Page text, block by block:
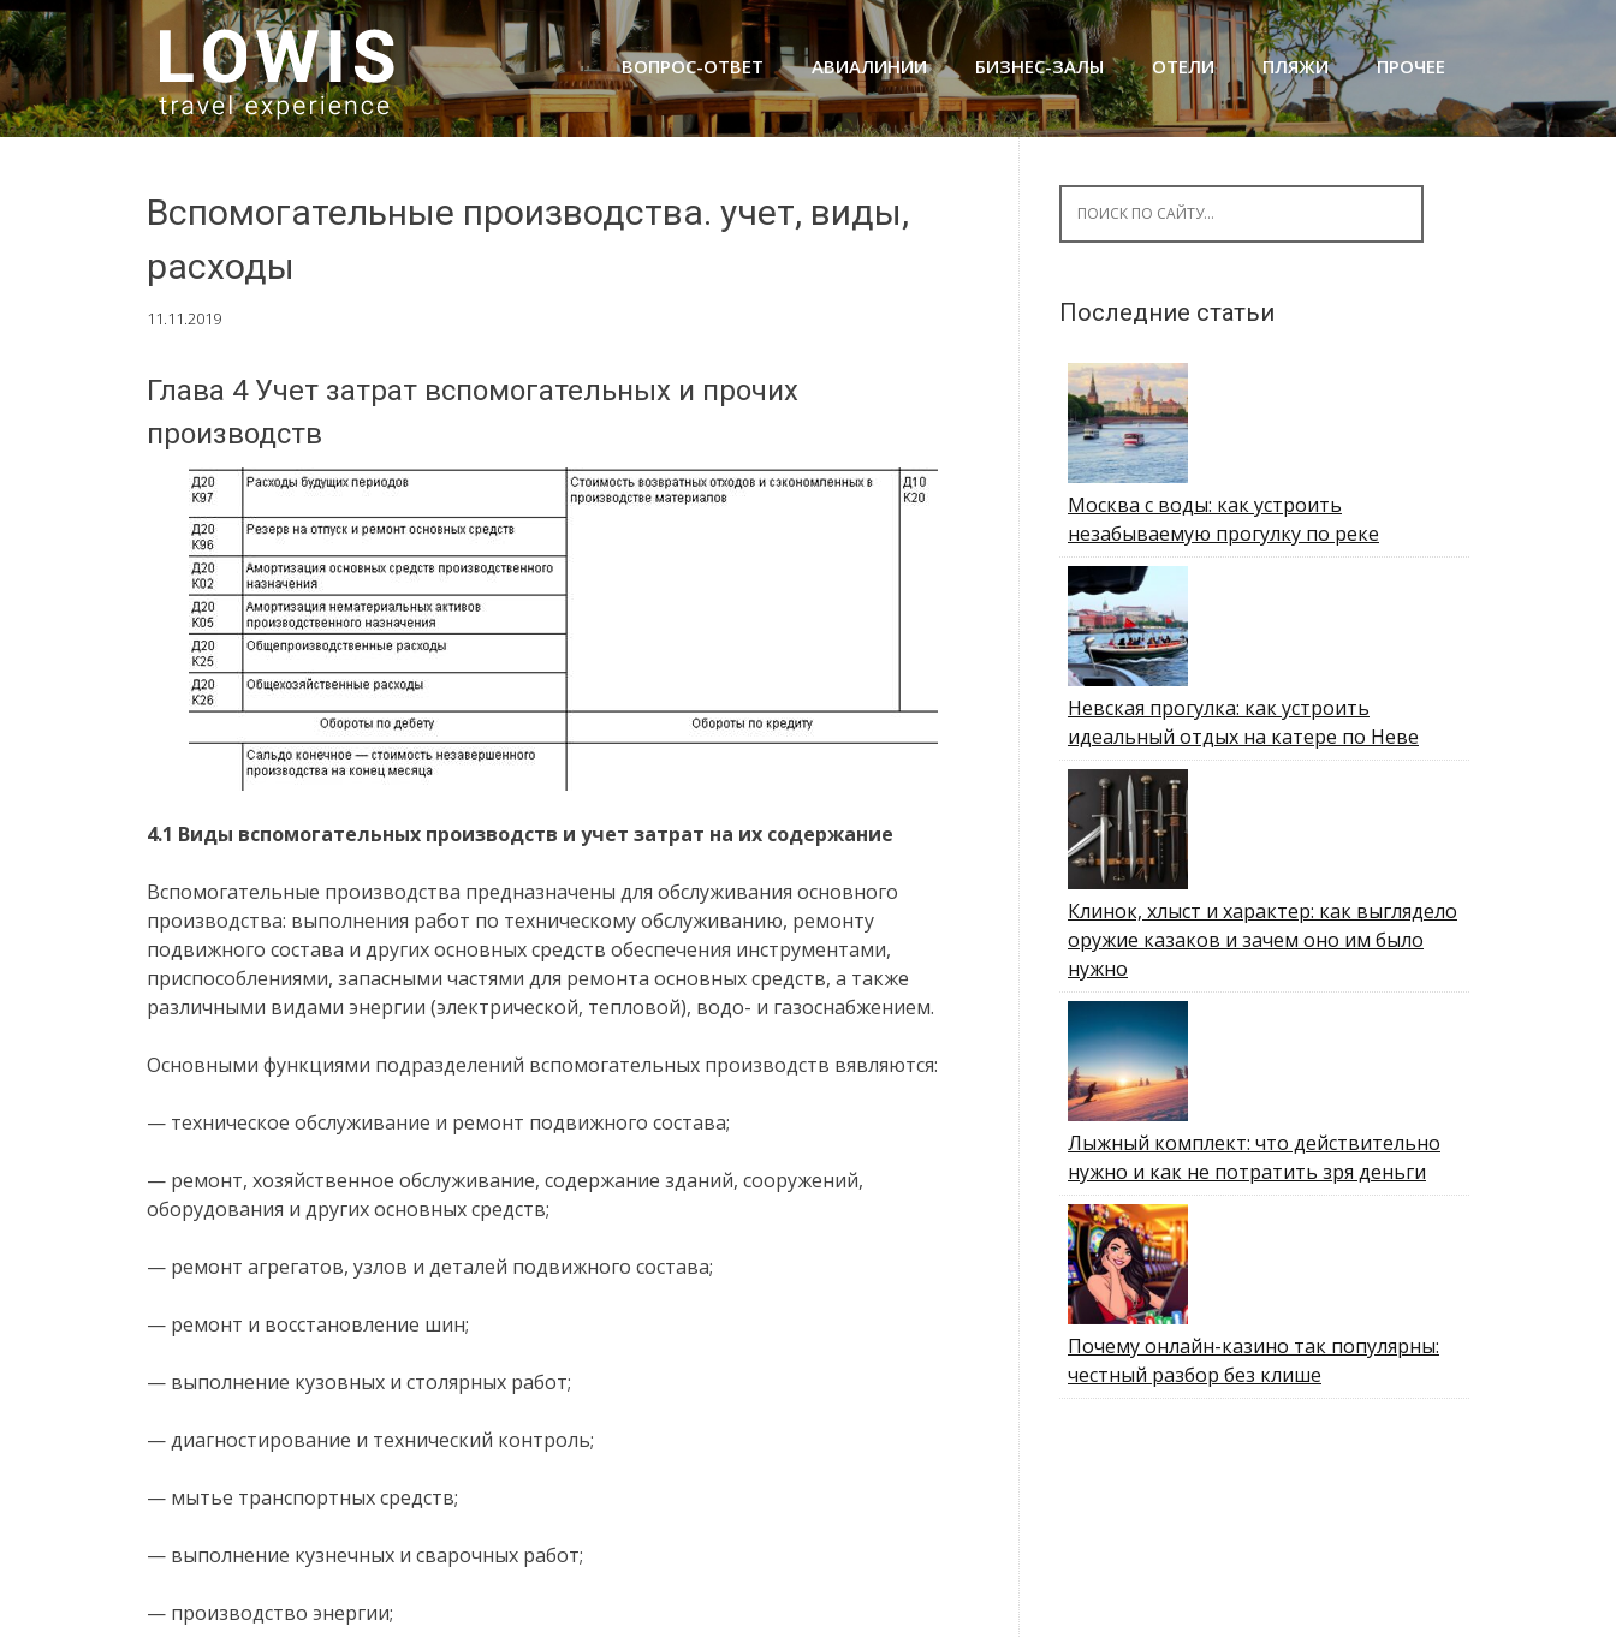
SKIP TO CONTENT ПРОЧЕЕ
ПЛЯЖИ
ОТЕЛИ
БИЗНЕС-ЗАЛЫ
АВИАЛИНИИ
ВОПРОС-ОТВЕТ
Вспомогательные производства. учет, виды,
расходы
11.11.2019
Глава 4 Учет затрат вспомогательных и прочих
производств
4.1 Виды вспомогательных производств и учет затрат на их содержание
Вспомогательные производства предназначены для обслуживания основного
производства: выполнения работ по техническому обслуживанию, ремонту
подвижного состава и других основных средств обеспечения инструментами,
приспособлениями, запасными частями для ремонта основных средств, а также
различными видами энергии (электрической, тепловой), водо- и газоснабжением.
Основными функциями подразделений вспомогательных производств вявляются:
— техническое обслуживание и ремонт подвижного состава;
— ремонт, хозяйственное обслуживание, содержание зданий, сооружений,
оборудования и других основных средств;
— ремонт агрегатов, узлов и деталей подвижного состава;
— ремонт и восстановление шин;
— выполнение кузовных и столярных работ;
— диагностирование и технический контроль;
— мытье транспортных средств;
— выполнение кузнечных и сварочных работ;
— производство энергии;
Последние статьи
Москва с воды: как устроить
незабываемую прогулку по реке
Невская прогулка: как устроить
идеальный отдых на катере по Неве
Клинок, хлыст и характер: как выглядело
оружие казаков и зачем оно им было
нужно
Лыжный комплект: что действительно
нужно и как не потратить зря деньги
Почему онлайн-казино так популярны:
честный разбор без клише